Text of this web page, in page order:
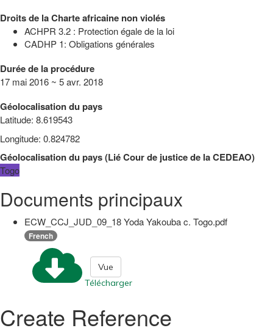
Droits de la Charte africaine non violés
ACHPR 3.2 : Protection égale de la loi
CADHP 1: Obligations générales
Durée de la procédure
17 mai 2016 ~ 5 avr. 2018
Géolocalisation du pays
Latitude: 8.619543
Longitude: 0.824782
Géolocalisation du pays(LiéCour de justice de la CEDEAO)
Togo
Documents principaux
ECW_CCJ_JUD_09_18 Yoda Yakouba c. Togo.pdf
French
Télécharger
Vue
Create Reference